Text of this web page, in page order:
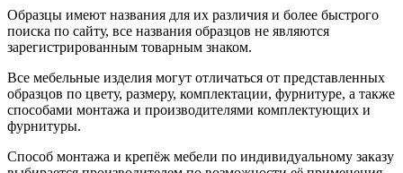
Образцы имеют названия для их различия и более быстрого
поиска по сайту, все названия образцов не являются
зарегистрированным товарным знаком.
Все мебельные изделия могут отличаться от представленных
образцов по цвету, размеру, комплектации, фурнитуре, а также
способами монтажа и производителями комплектующих и
фурнитуры.
Способ монтажа и крепёж мебели по индивидуальному заказу